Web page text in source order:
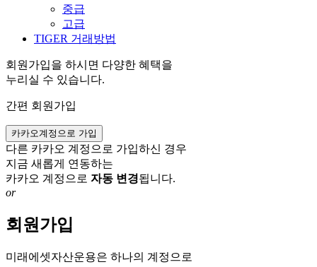
중급
고급
TIGER 거래방법
회원가입을 하시면 다양한 혜택을
누리실 수 있습니다.
간편 회원가입
카카오계정으로 가입
다른 카카오 계정으로 가입하신 경우
지금 새롭게 연동하는
카카오 계정으로 자동 변경됩니다.
or
회원가입
미래에셋자산운용은 하나의 계정으로